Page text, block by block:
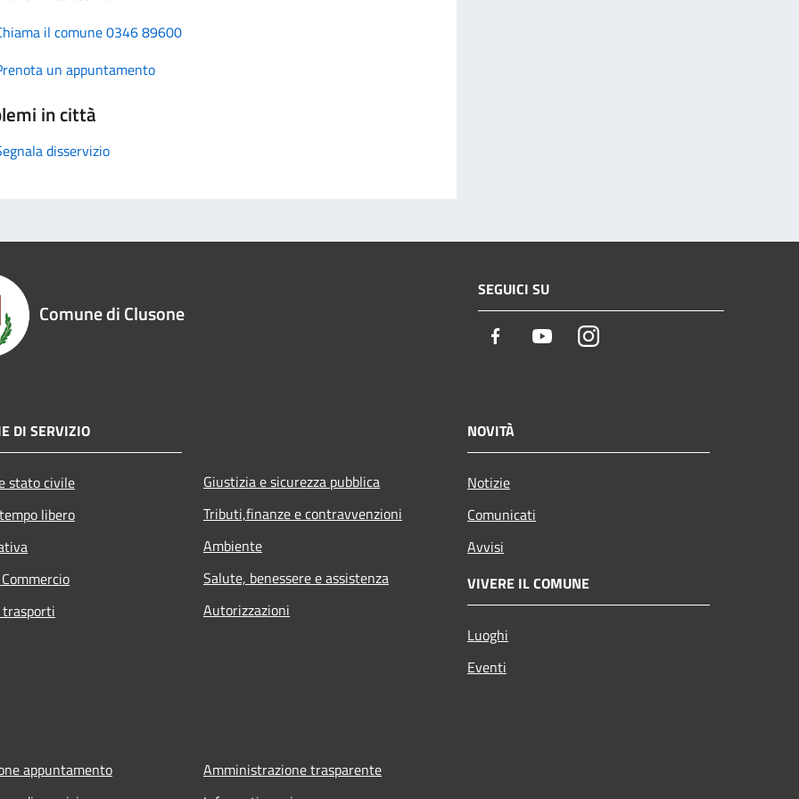
il comune 0346 89600
un appuntamento
in città
disservizio
Comune di Clusone
SEGUICI SU
Facebook YoutubeInstagram
DI SERVIZIO
stato civile
libero
Giustizia e sicurezza pubblica
Tributi,finanze e contravvenzioni
Ambiente
Salute, benessere e assistenza
Autorizzazioni
NOVITÀ
Notizie
Comunicati
Avvisi
VIVERE IL COMUNE
Luoghi
Eventi
appuntamento
Amministrazione trasparente